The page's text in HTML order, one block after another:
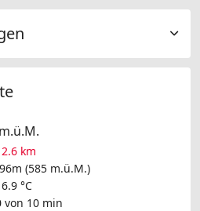
km
(585 m.ü.M.)
°C
von 10 min